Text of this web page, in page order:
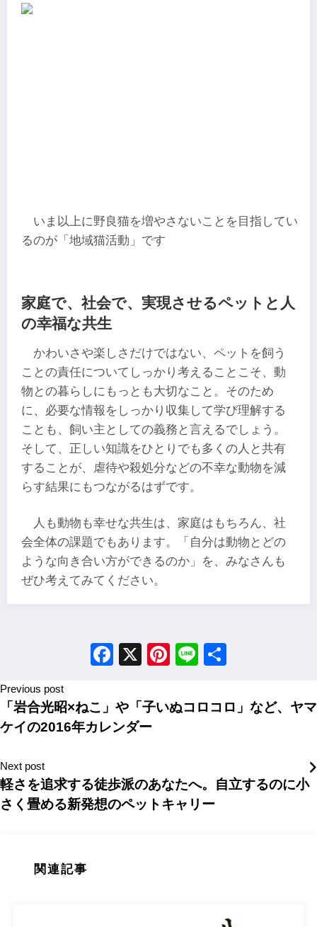
いま以上に野良猫を増やさないことを目指してい
るのが「地域猫活動」です
家庭で、社会で、実現させるペットと人
の幸福な共生
かわいさや楽しさだけではない、ペットを飼う
ことの責任についてしっかり考えることこそ、動
物との暮らしにもっとも大切なこと。そのため
に、必要な情報をしっかり収集して学び理解する
ことも、飼い主としての義務と言えるでしょう。
そして、正しい知識をひとりでも多くの人と共有
することが、虐待や殺処分などの不幸な動物を減
らす結果にもつながるはずです。
人も動物も幸せな共生は、家庭はもちろん、社
会全体の課題でもあります。「自分は動物とどの
ような向き合い方ができるのか」を、みなさんも
ぜひ考えてみてください。
Facebook
X Pinterest
Line
Previous post
「岩合光昭×ねこ」や「子いぬコロコロ」など、ヤマ
ケイの2016年カレンダー
Next post
軽さを追求する徒歩派のあなたへ。自立するのに小
さく畳める新発想のペットキャリー
関連記事